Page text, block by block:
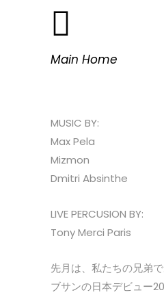
Main Home
MUSIC BY:
Max Pela
Mizmon
Dmitri Absinthe
LIVE PERCUSION BY:
Tony Merci Paris
先月は、私たちの兄弟
ブサンの日本デビュー